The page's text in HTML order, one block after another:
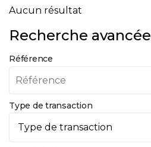
Aucun résultat
Recherche avancée
Référence
Type de transaction